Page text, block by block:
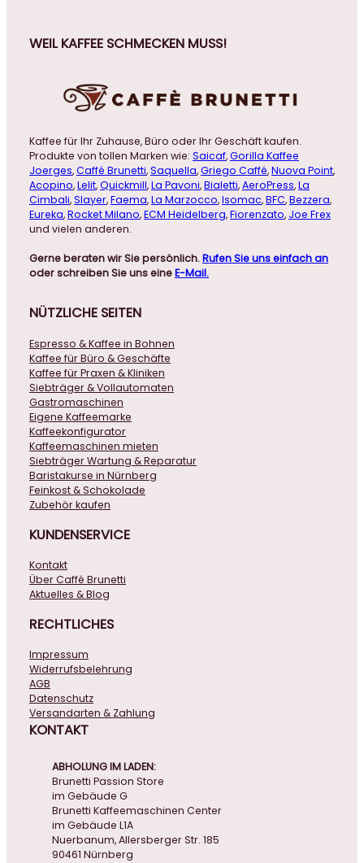
WEIL KAFFEE SCHMECKEN MUSS!
Kaffee für Ihr Zuhause, Büro oder Ihr Geschäft kaufen.
Produkte von tollen Marken wie: Saicaf,Gorilla Kaffee
Joerges,Caffé Brunetti,Saquella,Griego Caffé,Nuova Point,
Acopino,Lelit,Quickmill,La Pavoni,Bialetti,AeroPress,La
Cimbali,Slayer,Faema,La Marzocco,Isomac,BFC,Bezzera,
Eureka,Rocket Milano,ECM Heidelberg,Fiorenzato, Joe Frex
und vielen anderen.
Gerne beraten wir Sie persönlich.Rufen Sie uns einfach an
oder schreiben Sie uns eineE-Mail.
NÜTZLICHE SEITEN
Espresso & Kaffee in Bohnen
Kaffee für Büro & Geschäfte
Kaffee für Praxen & Kliniken
Siebträger & Vollautomaten
Gastromaschinen
Eigene Kaffeemarke
Kaffeekonfigurator
Kaffeemaschinen mieten
Siebträger Wartung & Reparatur
Baristakurse in Nürnberg
Feinkost & Schokolade
Zubehör kaufen
KUNDENSERVICE
Kontakt
Über Caffé Brunetti
Aktuelles & Blog
RECHTLICHES
Impressum
Widerrufsbelehrung
AGB
Datenschutz
Versandarten & Zahlung
KONTAKT
ABHOLUNG IM LADEN:
Brunetti Passion Store
im Gebäude G
Brunetti Kaffeemaschinen Center
im Gebäude L1A
Nuerbanum, Allersberger Str. 185
90461 Nürnberg